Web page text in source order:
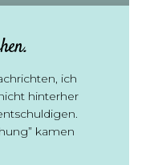
ich
hinterher
kamen